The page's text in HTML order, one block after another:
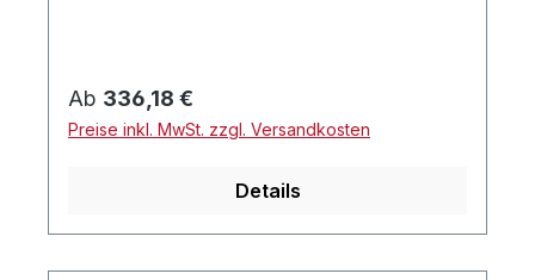
mit einem elektrischen Antrieb versehen. Es
wird für die Zweipunktregelung als Mischer
bzw. Verteiler im Heizwassersystem
Kesselthermostat oder ein Raumthermostat
gesteuert.
Regulärer Preis:
Ab 336,18 €
Preise inkl. MwSt. zzgl. Versandkosten
Details